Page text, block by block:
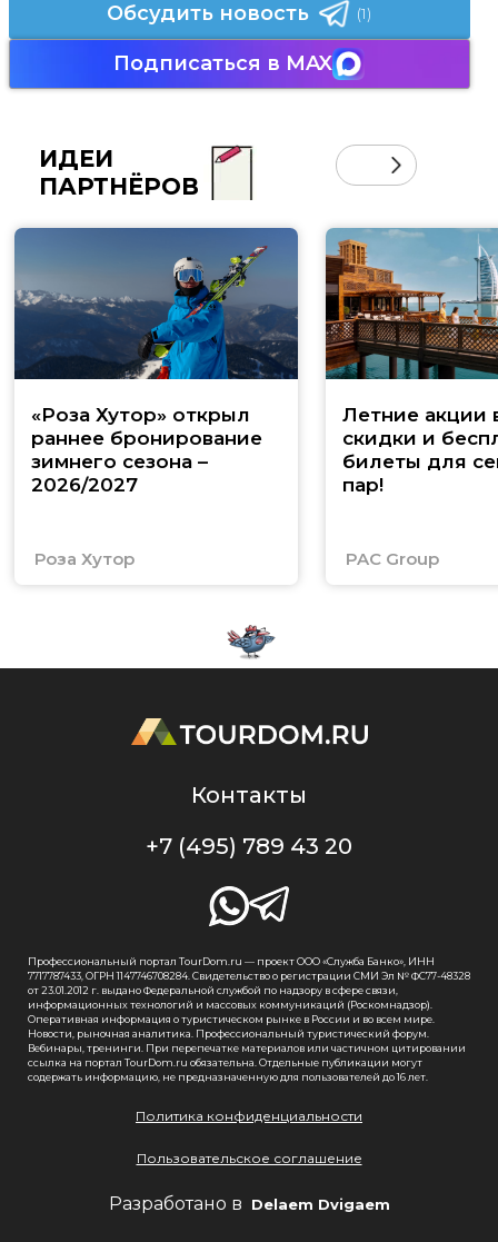
Обсудить новость (1)
Подписаться в MAX
ИДЕИ
ПАРТНЁРОВ
«Роза Хутор» открыл
раннее бронирование
зимнего сезона –
2026/2027
Роза Хутор
Летние акции
скидки и
билеты для
пар!
PAC Group
Контакты
+7 (495) 789 43 20
Профессиональный портал TourDom.ru — проект ООО «Служба Банко», ИНН
7717787433, ОГРН 1147746708284. Свидетельство о регистрации СМИ Эл № ФС77-48328
от 23.01.2012 г. выдано Федеральной службой по надзору в сфере связи,
информационных технологий и массовых коммуникаций (Роскомнадзор).
Оперативная информация о туристическом рынке в России и во всем мире.
Новости, рыночная аналитика. Профессиональный туристический форум.
Вебинары, тренинги. При перепечатке материалов или частичном цитировании
ссылка на портал TourDom.ru обязательна. Отдельные публикации могут
содержать информацию, не предназначенную для пользователей до 16 лет.
Политика конфиденциальности
Пользовательское соглашение
Разработано в Delaem Dvigaem